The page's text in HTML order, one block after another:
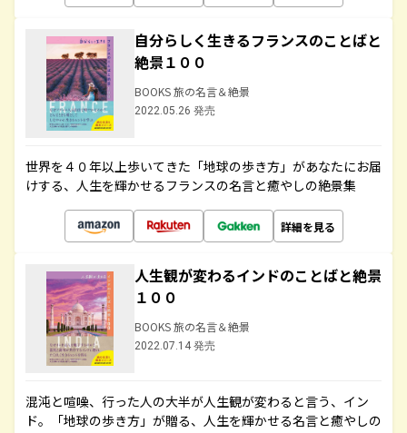
自分らしく生きるフランスのことばと
絶景１００
BOOKS 旅の名言＆絶景
2022.05.26 発売
世界を４０年以上歩いてきた「地球の歩き方」があなたにお届
けする、人生を輝かせるフランスの名言と癒やしの絶景集
詳細を見る
人生観が変わるインドのことばと絶景
１００
BOOKS 旅の名言＆絶景
2022.07.14 発売
混沌と喧噪、行った人の大半が人生観が変わると言う、イン
ド。「地球の歩き方」が贈る、人生を輝かせる名言と癒やしの